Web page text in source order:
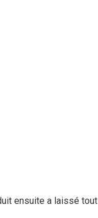
ensuite a laissé